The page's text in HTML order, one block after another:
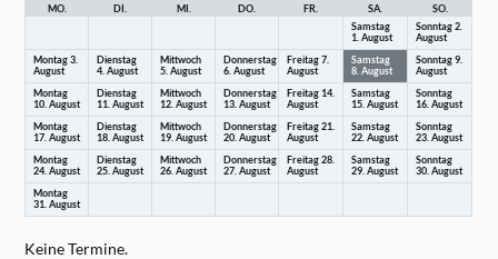
MO. DI. MI. DO. FR. SA.
SO.
Samstag
1. August
Sonntag 2.
August
Montag 3.
August
Dienstag
4. August
Mittwoch
5. August
Donnerstag
6. August
Freitag 7.
August
Samstag
8. August
Sonntag 9.
August
Montag
10. August
Dienstag
11. August
Mittwoch
12. August
Donnerstag
13. August
Freitag 14.
August
Samstag
15. August
Sonntag
16. August
Montag
17. August
Dienstag
18. August
Mittwoch
19. August
Donnerstag
20. August
Freitag 21.
August
Samstag
22. August
Sonntag
23. August
Montag
24. August
Dienstag
25. August
Mittwoch
26. August
Donnerstag
27. August
Freitag 28.
August
Samstag
29. August
Sonntag
30. August
Montag
31. August
Keine Termine.